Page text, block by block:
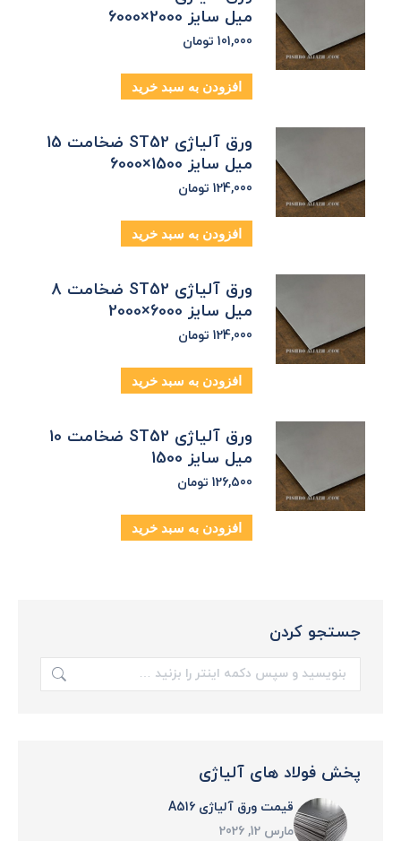
میل سایز 2000×6000
101,000 تومان
افزودن به سبد خرید
ورق آلیاژی ST52 ضخامت 15
میل سایز 1500×6000
124,000 تومان
افزودن به سبد خرید
ورق آلیاژی ST52 ضخامت 8
میل سایز 6000×2000
124,000 تومان
افزودن به سبد خرید
ورق آلیاژی ST52 ضخامت 10
میل سایز 1500
126,500 تومان
افزودن به سبد خرید
جستجو کردن
جستجو:
پخش فولاد های آلیاژی
قیمت ورق آلیاژی A516
مارس 12, 2026